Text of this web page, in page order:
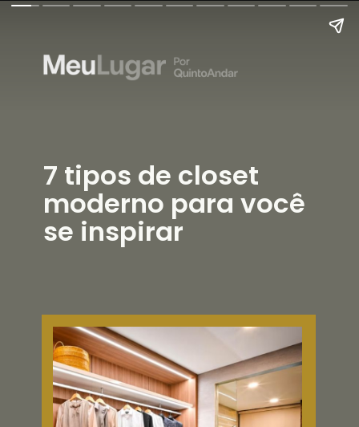
7 tipos de closet
moderno para você
se inspirar